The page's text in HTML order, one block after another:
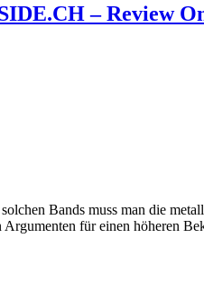
– Review
Bands muss man die
Argumenten für einen höheren